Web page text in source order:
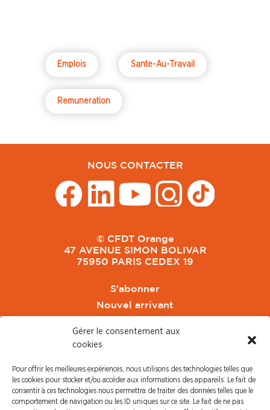
Gérer le consentement aux
cookies
Pour offrir les meilleures expériences, nous utilisons des technologies telles que
les cookies pour stocker et/ou accéder aux informations des appareils. Le fait de
consentir à ces technologies nous permettra de traiter des données telles que le
comportement de navigation ou les ID uniques sur ce site. Le fait de ne pas
Emplois Sante-Au-Travail
Remuneration
NOUS CONTACTER
© CFDT Orange
47 AVENUE SIMON BOLIVAR
75950 PARIS CEDEX 19
S'abonner
Nouvel arrivant
CFDT Cadres
CFDT Retraités
L'UFFA